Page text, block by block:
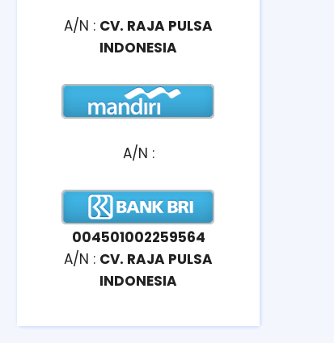
A/N : CV. RAJA PULSA
INDONESIA
A/N :
004501002259564
A/N : CV. RAJA PULSA
INDONESIA